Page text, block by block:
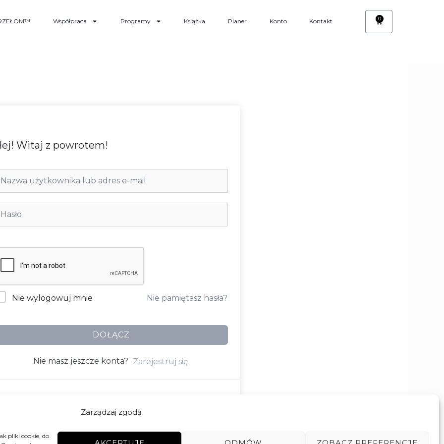
Zarządzaj zgodą
pliki cookie, do
Współpraca Programy Książka Planer Konto Kontakt 0
Cart
Witaj z powrotem!
Nie wylogowuj mnie Nie pamiętasz hasła?
DOŁĄCZ
Nie masz jeszcze konta? Zarejestruj się